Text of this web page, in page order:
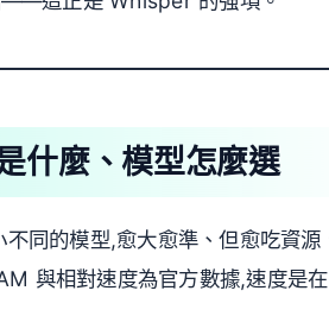
什麼、模型怎麼選
同的模型,愈大愈準、但愈吃資源
與相對速度為官方數據,速度是